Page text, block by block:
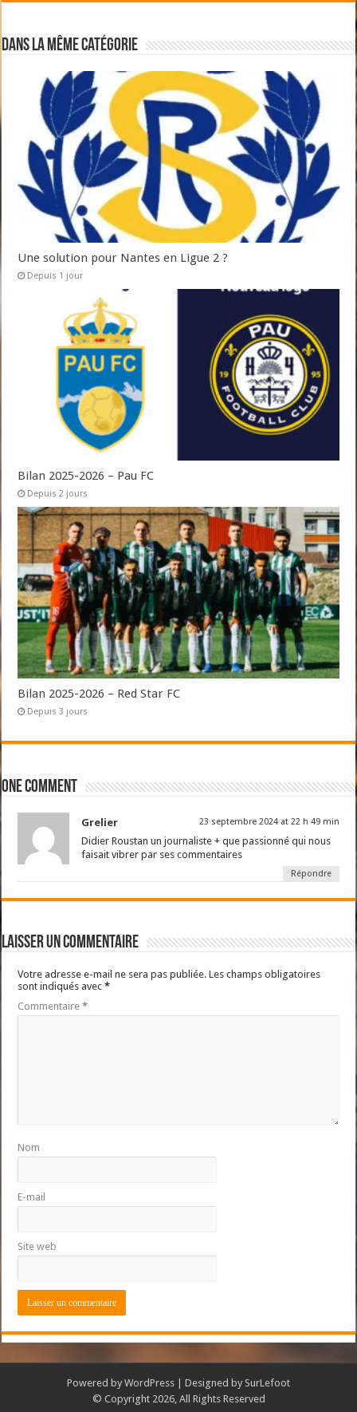
Dans la même catégorie
Une solution pour Nantes en Ligue 2 ?
Depuis 1 jour
Bilan 2025-2026 – Pau FC
Depuis 2 jours
Bilan 2025-2026 – Red Star FC
Depuis 3 jours
One comment
Grelier 23 septembre 2024 at 22 h 49 min
Didier Roustan un journaliste + que passionné qui nous
faisait vibrer par ses commentaires
Répondre
Laisser un commentaire
Votre adresse e-mail ne sera pas publiée. Les champs obligatoires
sont indiqués avec*
Commentaire*
Nom
E-mail
Site web
Powered by WordPress | Designed by SurLefoot
© Copyright 2026, All Rights Reserved